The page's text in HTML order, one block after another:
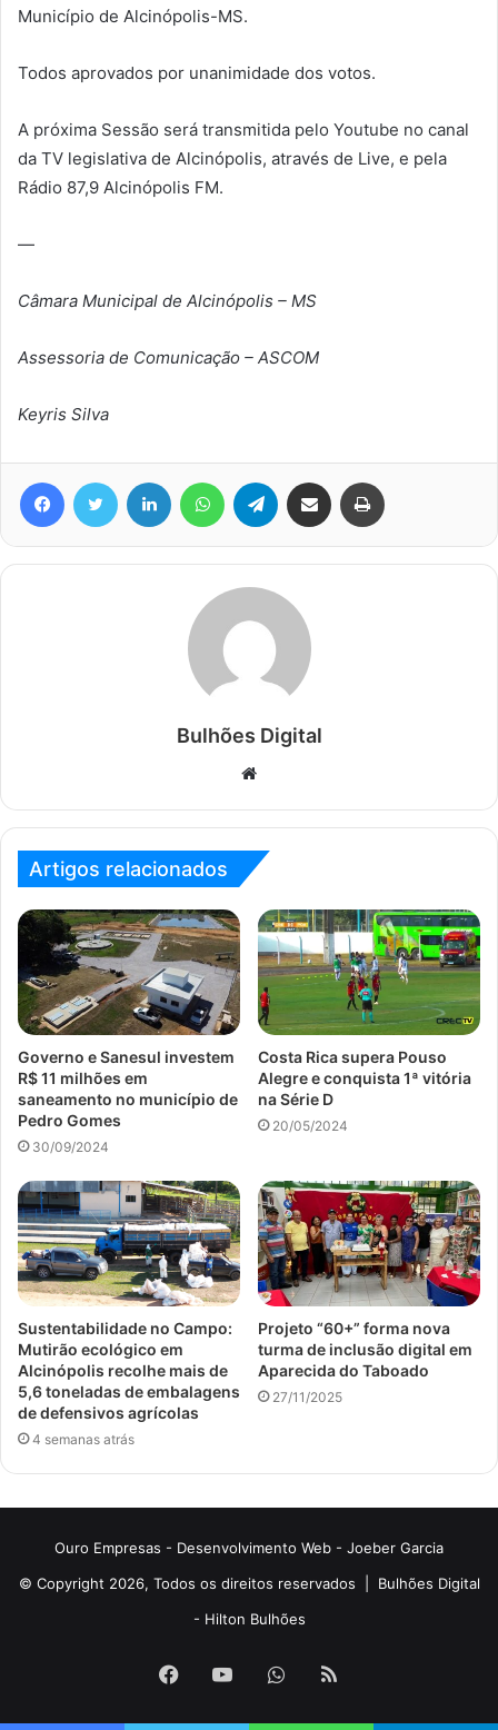
Município de Alcinópolis-MS.
Todos aprovados por unanimidade dos votos.
A próxima Sessão será transmitida pelo Youtube no canal
da TV legislativa de Alcinópolis, através de Live, e pela
Rádio 87,9 Alcinópolis FM.
—
Câmara Municipal de Alcinópolis – MS
Assessoria de Comunicação – ASCOM
Keyris Silva
FacebookTwitter Linkedin WhatsAppTelegram Compartilhar via e-mail
Bulhões Digital
Website
Artigos relacionados
Governo e Sanesul investem
R$ 11 milhões em
saneamento no município de
Pedro Gomes
30/09/2024
Costa Rica supera Pouso
Alegre e conquista 1ª vitória
na Série D
20/05/2024
Sustentabilidade no Campo:
Mutirão ecológico em
Alcinópolis recolhe mais de
5,6 toneladas de embalagens
de defensivos agrícolas
4 semanas atrás
Projeto “60+” forma nova
turma de inclusão digital em
Aparecida do Taboado
27/11/2025
Ouro Empresas - Desenvolvimento Web - Joeber Garcia
© Copyright 2026, Todos os direitos reservados | Bulhões Digital
- Hilton Bulhões
Facebook
YouTubeWhatsApp
RSS